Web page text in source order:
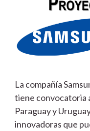
La compañía
tiene convocatoria
Paraguay y
innovadoras que